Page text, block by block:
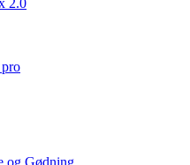
2.0
og Gødning